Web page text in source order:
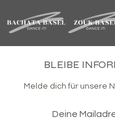
BLEIBE
Melde dich für unsere
Deine